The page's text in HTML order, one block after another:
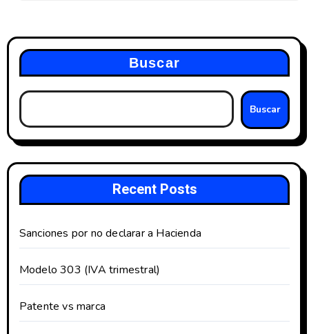
Buscar
Buscar
Recent Posts
Sanciones por no declarar a Hacienda
Modelo 303 (IVA trimestral)
Patente vs marca